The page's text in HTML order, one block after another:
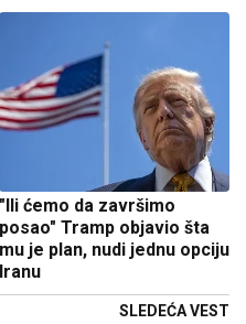
"Ili ćemo da završimo
posao" Tramp objavio šta
mu je plan, nudi jednu opciju
Iranu
SLEDEĆA VEST